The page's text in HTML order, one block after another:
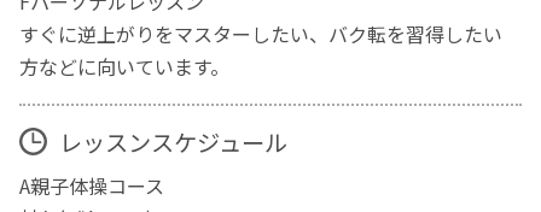
すぐに逆上がりをマスターしたい、バク転を習得したい
方などに向いています。
レッスンスケジュール
A親子体操コース